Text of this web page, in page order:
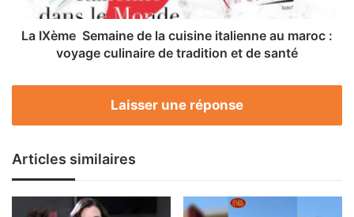
voyage
tradition
La IXème Semaine de la cuisine italienne au maroc :
voyage culinaire de tradition et de santé
Laisser une réponse
Articles similaires